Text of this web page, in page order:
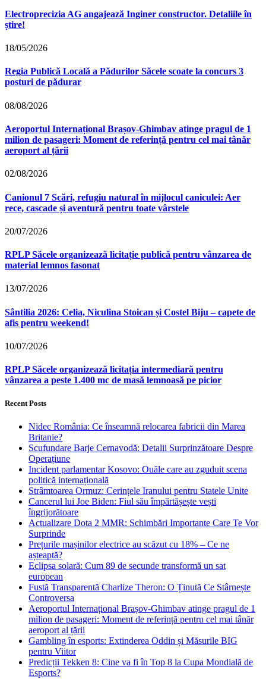
Electroprecizia AG angajează Inginer constructor. Detaliile în
știre!
18/05/2026
Regia Publică Locală a Pădurilor Săcele scoate la concurs 3
posturi de pădurar
08/08/2026
Aeroportul Internațional Brașov‑Ghimbav atinge pragul de 1
milion de pasageri: Moment de referință pentru cel mai tânăr
aeroport al țării
02/08/2026
Canionul 7 Scări, refugiu natural în mijlocul caniculei: Aer
rece, cascade și aventură pentru toate vârstele
20/07/2026
RPLP Săcele organizează licitație publică pentru vânzarea de
material lemnos fasonat
13/07/2026
Sântilia 2026: Celia, Niculina Stoican și Costel Biju – capete de
afis pentru weekend!
10/07/2026
RPLP Săcele organizează licitația intermediară pentru
vânzarea a peste 1.400 mc de masă lemnoasă pe picior
Recent Posts
Nidec România: Ce înseamnă relocarea fabricii din Marea
Britanie?
Scufundare Barje Cernavodă: Detalii Surprinzătoare Despre
Operațiune
Incident parlamentar Kosovo: Ouăle care au zguduit scena
politică internațională
Strâmtoarea Ormuz: Cerințele Iranului pentru Statele Unite
Cancerul lui Joe Biden: Fiul său împărtășește vești
îngrijorătoare
Actualizare Dota 2 MMR: Schimbări Importante Care Te Vor
Surprinde
Prețurile mașinilor electrice au scăzut cu 18% – Ce ne
așteaptă?
Eclipsa solară: Cum 89 de secunde transformă un sat
european
Fustă Transparentă Charlize Theron: O Ținută Ce Stârnește
Controversa
Aeroportul Internațional Brașov‑Ghimbav atinge pragul de 1
milion de pasageri: Moment de referință pentru cel mai tânăr
aeroport al țării
Gambling în esports: Extinderea Oddin și Măsurile BIG
pentru Viitor
Predicții Tekken 8: Cine va fi în Top 8 la Cupa Mondială de
Esports?